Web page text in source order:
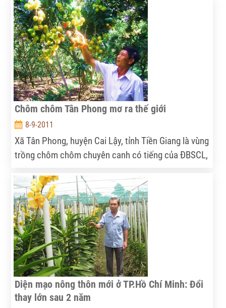
Chôm chôm Tân Phong mơ ra thế giới
8-9-2011
Xã Tân Phong, huyện Cai Lậy, tỉnh Tiền Giang là vùng
trồng chôm chôm chuyên canh có tiếng của ĐBSCL,
chôm chôm Java. Đây là giống chôm chôm phù hợp
cho xuất khẩu nên được tỉnh chú ý đầu tư áp dụng
sản xuất theo tiêu chuẩn GAP.
Diện mạo nông thôn mới ở TP.Hồ Chí Minh: Đổi
thay lớn sau 2 năm